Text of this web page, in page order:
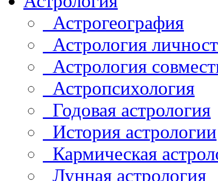
Астрогеография
Астрология
Астрология
Астропсихология
Годовая астрология
История астрологии
Кармическая
Лунная астрология